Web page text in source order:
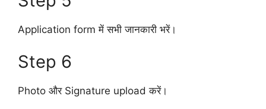
Application form में सभी जानकारी भरें।
Step 6
Photo और Signature upload करें।